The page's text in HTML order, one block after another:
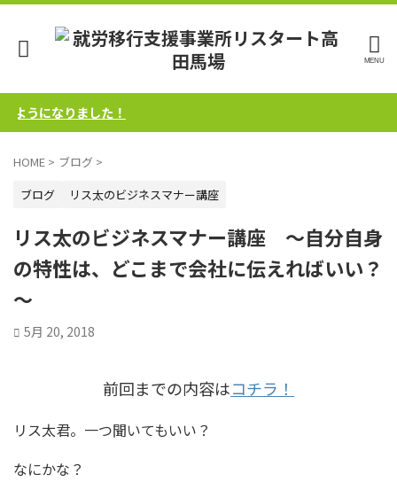
になりました！
HOME > ブログ >
ブログ
リス太のビジネスマナー講座
リス太のビジネスマナー講座 ～自分自身
の特性は、どこまで会社に伝えればいい？
～
5月 20, 2018
前回までの内容はコチラ！
リス太君。一つ聞いてもいい？
なにかな？